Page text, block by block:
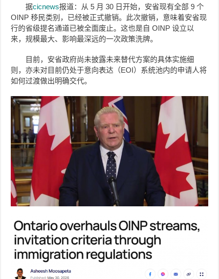
据cicnews报道：从 5 月 30 日开始，安省现有全部 9 个
OINP 移民类别，已经被正式撤销。此次撤销，意味着安省现
行的省级提名通道已被全面废止。这也是自 OINP 设立以
来，规模最大、影响最深远的一次政策洗牌。
目前，安省政府尚未披露未来替代方案的具体实施细
则，亦未对目前仍处于意向表达（EOI）系统池内的申请人将
如何过渡做出明确交代。